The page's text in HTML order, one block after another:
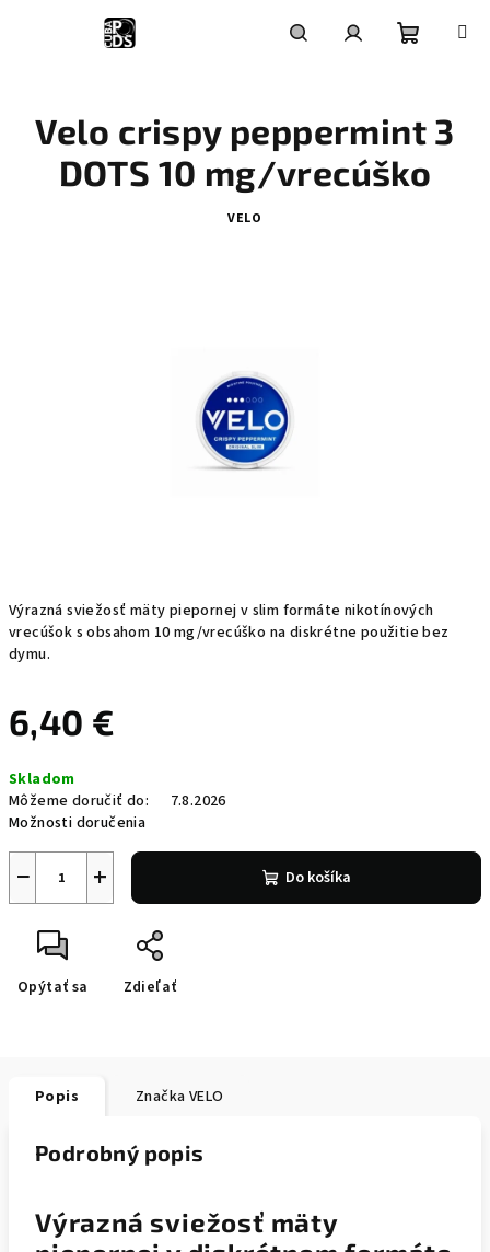
košík
Výrazná sviežosť mäty piepornej v slim formáte nikotínových
vrecúšok s obsahom 10 mg/vrecúško na diskrétne použitie bez
dymu.
6,40 €
cena:
Skladom
Môžeme doručiť do:
7.8.2026
Možnosti doručenia
+
− Do košíka
Opýtať sa Zdieľať
Velo crispy peppermint 3
DOTS 10 mg/vrecúško
VELO
Popis Značka VELO
Podrobný popis
Výrazná sviežosť mäty